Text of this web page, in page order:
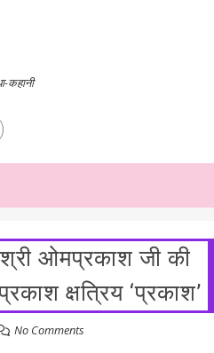
कहानी
श्री ओमप्रकाश जी की
क्षत्रिय ‘प्रकाश’
No Comments